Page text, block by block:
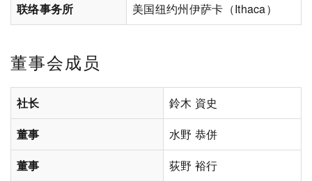
联络事务所
美国纽约州伊萨卡（Ithaca）
董事会成员
社长
鈴木 資史
董事
水野 恭併
董事
荻野 裕行